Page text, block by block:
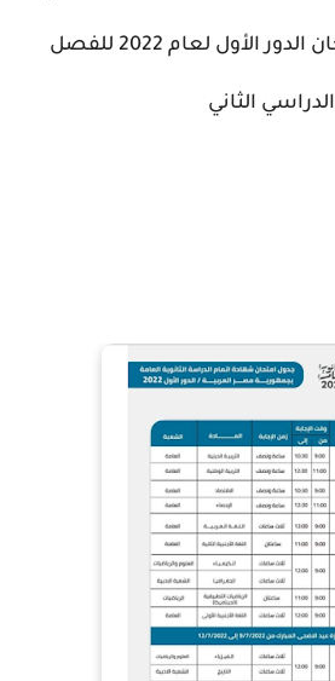
المواصفات للإمتحان الدور الأول لعام 2022 للفصل
الدراسي الثاني